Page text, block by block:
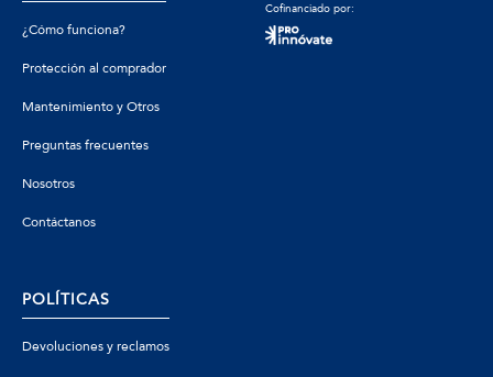
¿Cómo funciona?
Protección al comprador
Mantenimiento y Otros
Preguntas frecuentes
Nosotros
Contáctanos
Cofinanciado por:
POLÍTICAS
Devoluciones y reclamos